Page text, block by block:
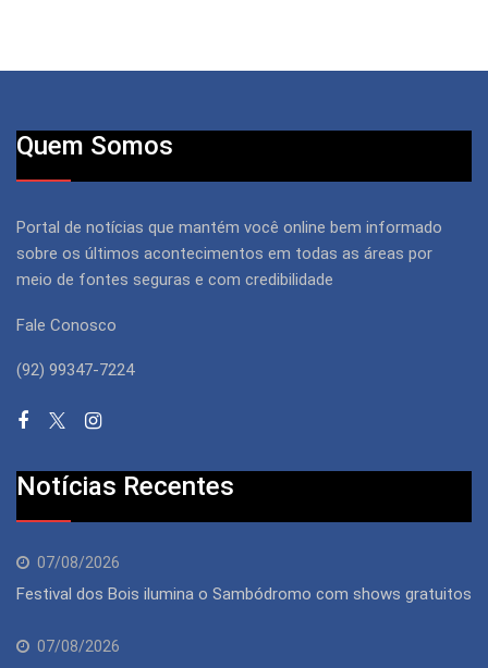
Quem Somos
Portal de notícias que mantém você online bem informado
sobre os últimos acontecimentos em todas as áreas por
meio de fontes seguras e com credibilidade
Fale Conosco
(92) 99347-7224
Notícias Recentes
07/08/2026
Festival dos Bois ilumina o Sambódromo com shows gratuitos
07/08/2026